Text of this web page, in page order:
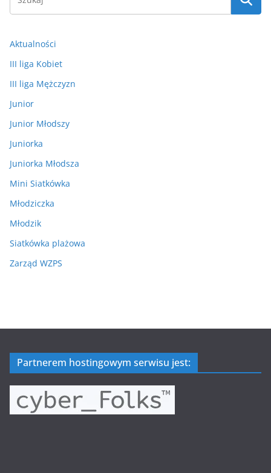
Aktualności
III liga Kobiet
III liga Mężczyzn
Junior
Junior Młodszy
Juniorka
Juniorka Młodsza
Mini Siatkówka
Młodziczka
Młodzik
Siatkówka plażowa
Zarząd WZPS
Partnerem hostingowym serwisu jest: